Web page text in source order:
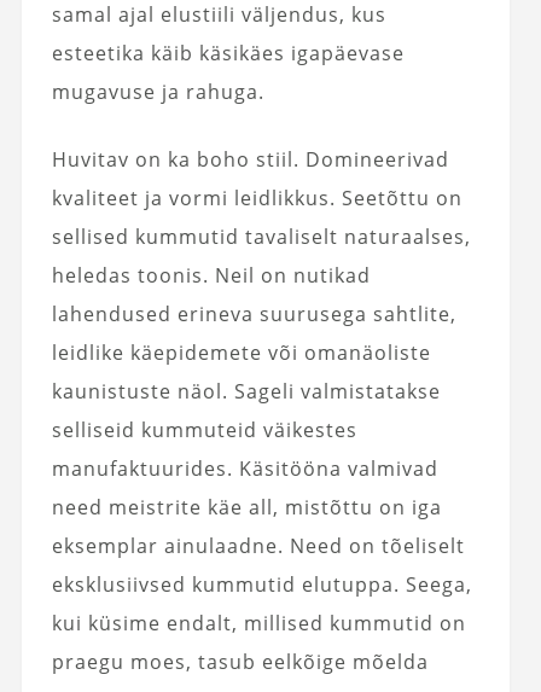
samal ajal elustiili väljendus, kus
esteetika käib käsikäes igapäevase
mugavuse ja rahuga.
Huvitav on ka boho stiil. Domineerivad
kvaliteet ja vormi leidlikkus. Seetõttu on
sellised kummutid tavaliselt naturaalses,
heledas toonis. Neil on nutikad
lahendused erineva suurusega sahtlite,
leidlike käepidemete või omanäoliste
kaunistuste näol. Sageli valmistatakse
selliseid kummuteid väikestes
manufaktuurides. Käsitööna valmivad
need meistrite käe all, mistõttu on iga
eksemplar ainulaadne. Need on tõeliselt
eksklusiivsed kummutid elutuppa. Seega,
kui küsime endalt, millised kummutid on
praegu moes, tasub eelkõige mõelda